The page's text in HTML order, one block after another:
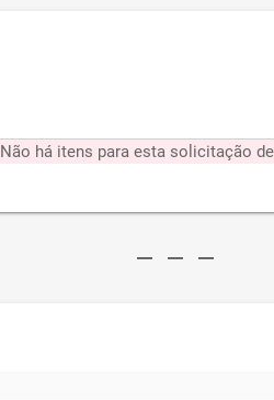
Não há itens para esta solicitação
remove remove remove